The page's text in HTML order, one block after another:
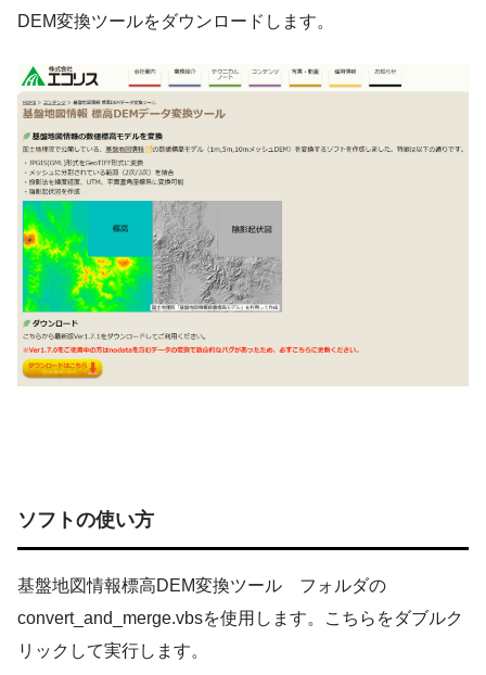
DEM変換ツールをダウンロードします。
ソフトの使い方
基盤地図情報標高DEM変換ツール フォルダの
convert_and_merge.vbsを使用します。こちらをダブルク
リックして実行します。